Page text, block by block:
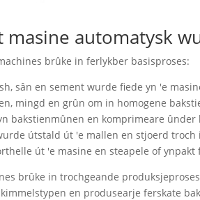
automatysk
brûke in ferlykber basisproses:
sân en sement wurde fiede yn 'e
mingd en grûn om in homogene
bakstienmûnen en komprimeare ûnder
útstald út 'e mallen en stjoerd troch
út 'e masine en steapele of ynpakt
brûke in trochgeande
en produsearje ferskate